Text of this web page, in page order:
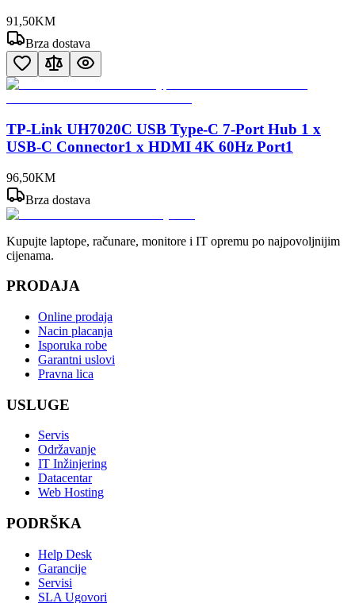
91 ,50KM
Brza dostava
TP-Link UH7020C USB Type-C 7-Port Hub 1 x
USB-C Connector1 x HDMI 4K 60Hz Port1
96,50KM
Brza dostava
Kupujte laptope, računare, monitore i IT opremu po najpovoljnijim
cijenama.
PRODAJA
Online prodaja
Nacin placanja
Isporuka robe
Garantni uslovi
Pravna lica
USLUGE
Servis
Održavanje
IT Inžinjering
Datacentar
Web Hosting
PODRŠKA
Help Desk
Garancije
Servisi
SLA Ugovori